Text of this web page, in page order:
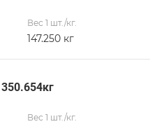
Вес 1 шт./кг.
147.250 кг
Вес 1 шт./кг.